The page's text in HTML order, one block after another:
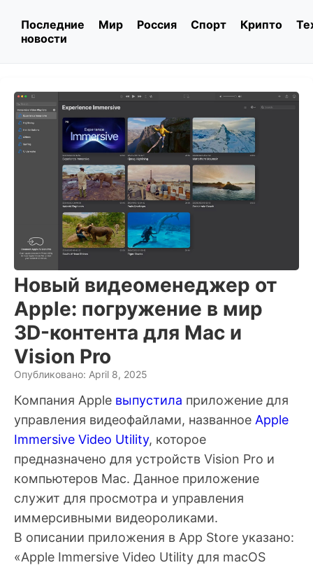
Последние
новости
Мир Россия Спорт Крипто
Новый видеоменеджер от
Apple: погружение в мир
3D-контента для Mac и
Vision Pro
Опубликовано: April 8, 2025
Компания Apple выпустила приложение для
управления видеофайлами, названное Apple
Immersive Video Utility, которое
предназначено для устройств Vision Pro и
компьютеров Mac. Данное приложение
служит для просмотра и управления
иммерсивными видеороликами.
В описании приложения в App Store указано:
«Apple Immersive Video Utility для macOS